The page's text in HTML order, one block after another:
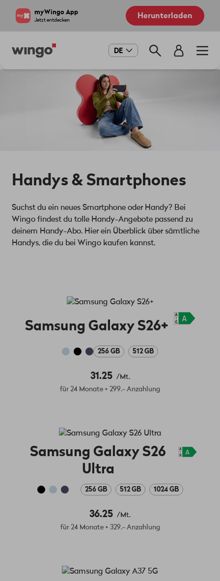
myWingo App
Jetzt entdecken Herunterladen
Main
DE
Handys & Smartphones
Suchst du ein neues Smartphone oder Handy? Bei
Wingo findest du tolle Handy-Angebote passend zu
deinem Handy-Abo. Hier ein Überblick über sämtliche
Handys, die du bei Wingo kaufen kannst.
Samsung Galaxy S26+
256 GB 512 GB
31.25
/Mt.
für 24 Monate + 299.- Anzahlung
Samsung Galaxy S26
Ultra
256 GB 512 GB 1024 GB
36.25 /Mt.
für 24 Monate + 329.- Anzahlung